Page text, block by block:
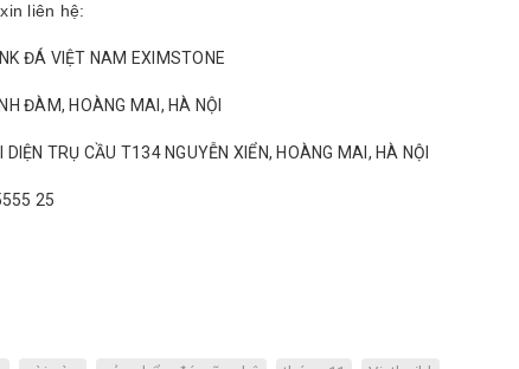
liên hệ:
ĐÁ VIỆT NAM EXIMSTONE
ĐÀM, HOÀNG MAI, HÀ NỘI
DIỆN TRỤ CẦU T134 NGUYỄN XIỂN, HOÀNG MAI, HÀ NỘI
25